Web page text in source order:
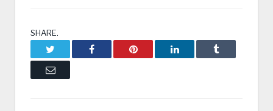
SHARE.
Facebook Pinterest LinkedIn Tumblr
Email